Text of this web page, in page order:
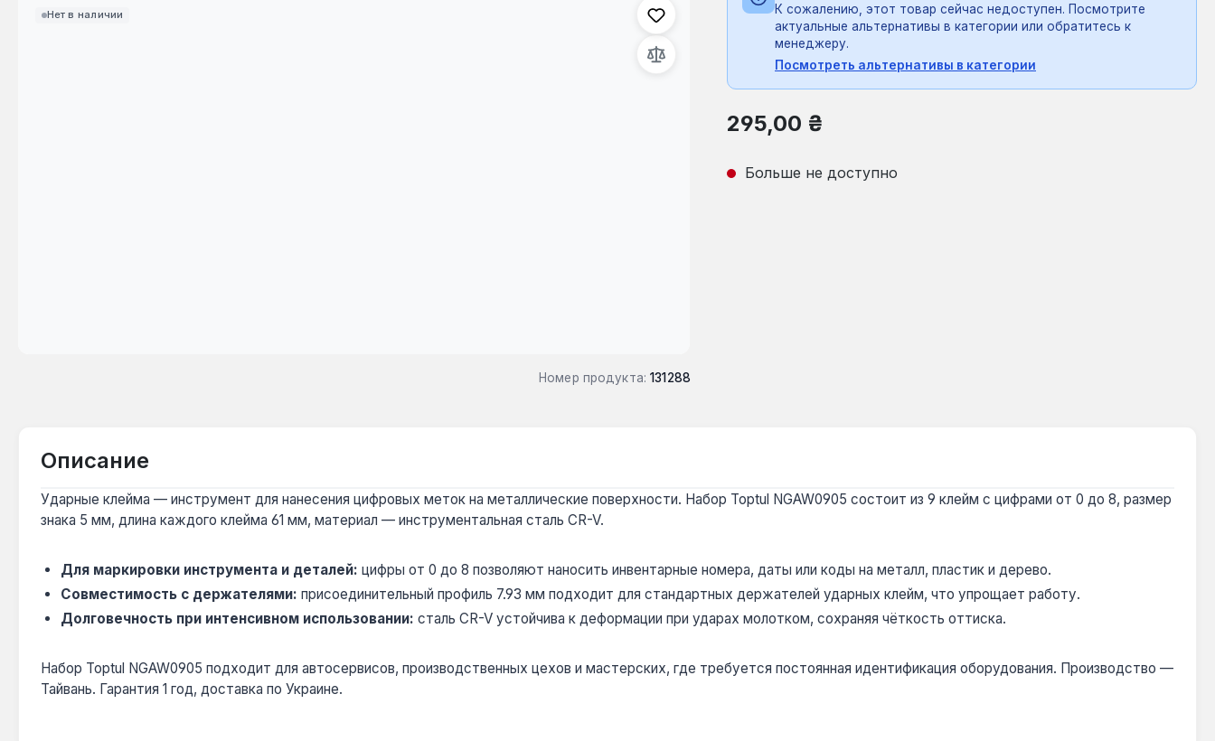
Нет в наличии
Номер продукта: 131288
К сожалению, этот товар сейчас недоступен. Посмотрите
актуальные альтернативы в категории или обратитесь к
менеджеру.
Посмотреть альтернативы в категории
Обычная цена:
295,00 ₴
Больше не доступно
Описание
Ударные клейма — инструмент для нанесения цифровых меток на металлические поверхности. Набор Toptul NGAW0905 состоит из 9 клейм с цифрами от 0 до 8, размер
знака 5 мм, длина каждого клейма 61 мм, материал — инструментальная сталь CR-V.
Для маркировки инструмента и деталей: цифры от 0 до 8 позволяют наносить инвентарные номера, даты или коды на металл, пластик и дерево.
Совместимость с держателями: присоединительный профиль 7.93 мм подходит для стандартных держателей ударных клейм, что упрощает работу.
Долговечность при интенсивном использовании: сталь CR-V устойчива к деформации при ударах молотком, сохраняя чёткость оттиска.
Набор Toptul NGAW0905 подходит для автосервисов, производственных цехов и мастерских, где требуется постоянная идентификация оборудования. Производство —
Тайвань. Гарантия 1 год, доставка по Украине.